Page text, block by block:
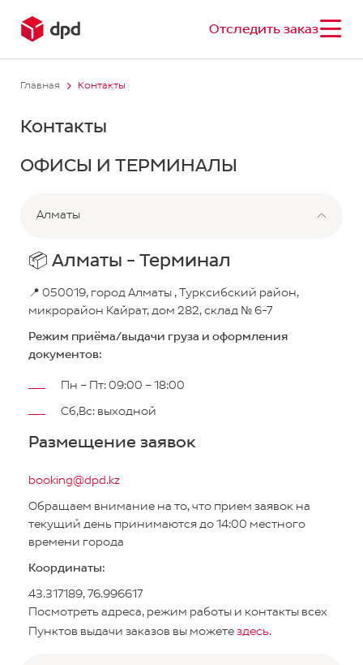
Отследить заказ
Главная Контакты
Контакты
ОФИСЫ И ТЕРМИНАЛЫ
Алматы
📦 Алматы - Терминал
📍 050019, город Алматы , Турксибский район,
микрорайон ​Кайрат, дом 282, склад № 6-7
Режим приёма/выдачи груза и оформления
документов:
Пн – Пт: 09:00 – 18:00
Сб,Вс: выходной
Размещение заявок
booking@dpd.kz
Обращаем внимание на то, что прием заявок на
текущий день принимаются до 14:00 местного
времени города
Координаты:
43.317189, 76.996617
Посмотреть адреса, режим работы и контакты всех
Пунктов выдачи заказов вы можетездесь.